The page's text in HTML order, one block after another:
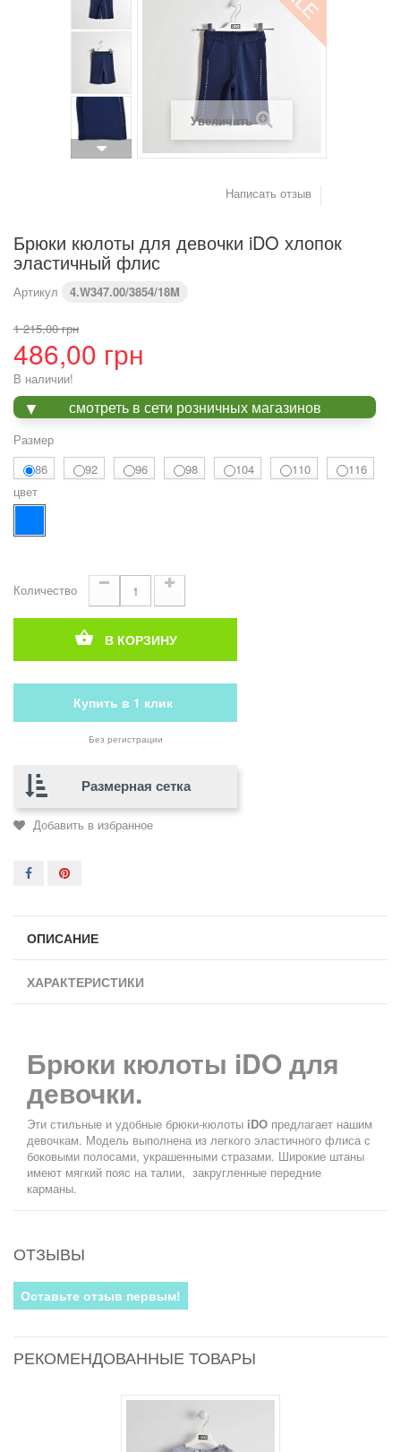
Увеличить
Написать отзыв
Брюки кюлоты для девочки iDO хлопок
эластичный флис
Артикул 4.W347.00/3854/18M
1 215,00 грн
486,00 грн
В наличии!
смотреть в сети розничных магазинов
Размер
86
92 96 98 104 110
116
цвет
Количество
В КОРЗИНУ
Купить в 1 клик
Без регистрации
Вес (кг) 9,2
Предупреждение : размеры тела, а не одежды
Размерная сетка
Добавить в избранное
ОПИСАНИЕ
ХАРАКТЕРИСТИКИ
Брюки кюлоты iDO для
девочки.
Эти стильные и удобные брюки-кюлоты iDO предлагает нашим
девочкам. Модель выполнена из легкого эластичного флиса с
боковыми полосами, украшенными стразами. Широкие штаны
имеют мягкий пояс на талии, закругленные передние
карманы.
ОТЗЫВЫ
Оставьте отзыв первым!
РЕКОМЕНДОВАННЫЕ ТОВАРЫ